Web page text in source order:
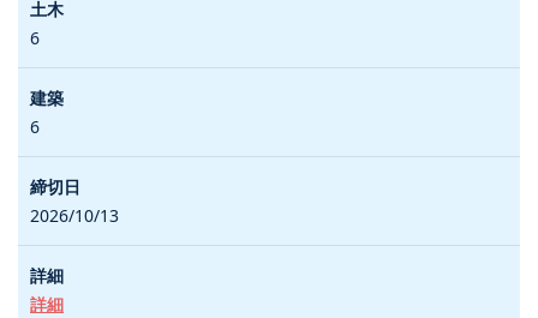
6
6
2026/10/13
詳細